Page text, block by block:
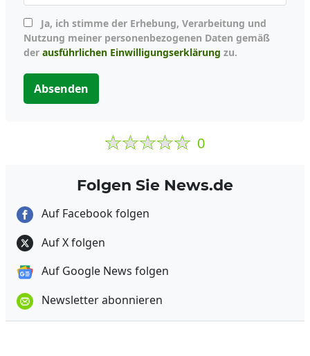
Nutzung meiner personenbezogenen Daten gemäß
der ausführlichen Einwilligungserklärung zu.
Absenden
0
Folgen Sie News.de
Auf Facebook folgen
Auf X folgen
Auf Google News folgen
Newsletter abonnieren